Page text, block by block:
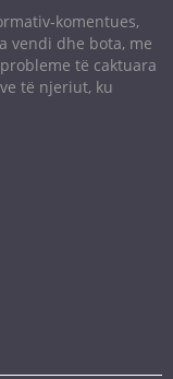
komentues,
vendi dhe bota, me
të caktuara
të njeriut, ku